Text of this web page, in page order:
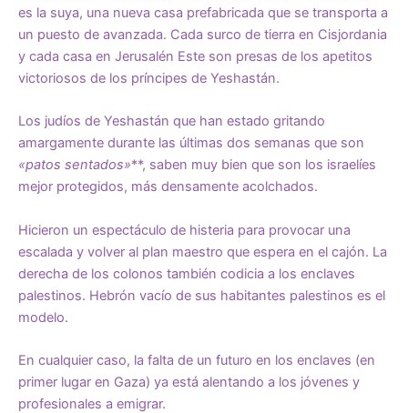
es la suya, una nueva casa prefabricada que se transporta a
un puesto de avanzada. Cada surco de tierra en Cisjordania
y cada casa en Jerusalén Este son presas de los apetitos
victoriosos de los príncipes de Yeshastán.
Los judíos de Yeshastán que han estado gritando
amargamente durante las últimas dos semanas que son
«patos sentados»**, saben muy bien que son los israelíes
mejor protegidos, más densamente acolchados.
Hicieron un espectáculo de histeria para provocar una
escalada y volver al plan maestro que espera en el cajón. La
derecha de los colonos también codicia a los enclaves
palestinos. Hebrón vacío de sus habitantes palestinos es el
modelo.
En cualquier caso, la falta de un futuro en los enclaves (en
primer lugar en Gaza) ya está alentando a los jóvenes y
profesionales a emigrar.